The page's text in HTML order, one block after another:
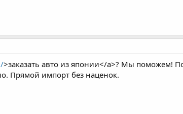
>заказать авто из японии</a>? Мы поможем!
Прямой импорт без наценок.